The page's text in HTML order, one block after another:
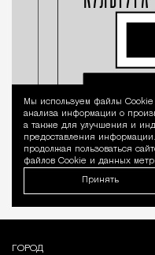
Мы используем файлы
анализа информации о
а также для улучшения и
предоставления
продолжая пользоваться
файлов Cookie и данных
Принять
ГОРОД